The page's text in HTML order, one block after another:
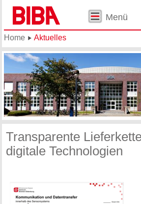
Menü
Home Aktuelles
Transparente
digitale Technologien